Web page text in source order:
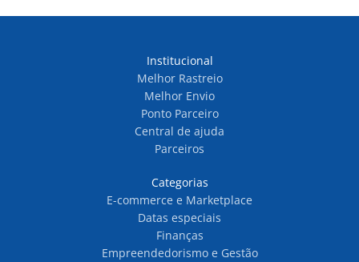
Institucional
Melhor Rastreio
Melhor Envio
Ponto Parceiro
Central de ajuda
Parceiros
Categorias
E-commerce e Marketplace
Datas especiais
Finanças
Empreendedorismo e Gestão